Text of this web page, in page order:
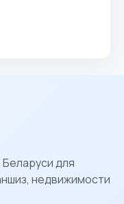
для
недвижимости